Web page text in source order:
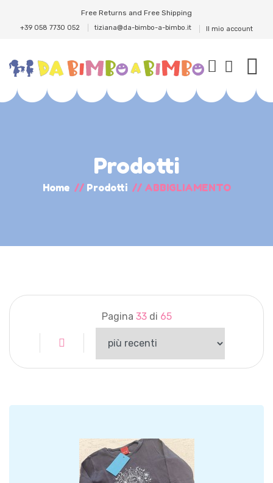
Free Returns and Free Shipping
+39 058 7730 052 tiziana@da-bimbo-a-bimbo.it Il mio account
Prodotti
Home // Prodotti // ABBIGLIAMENTO
Pagina 33 di 65